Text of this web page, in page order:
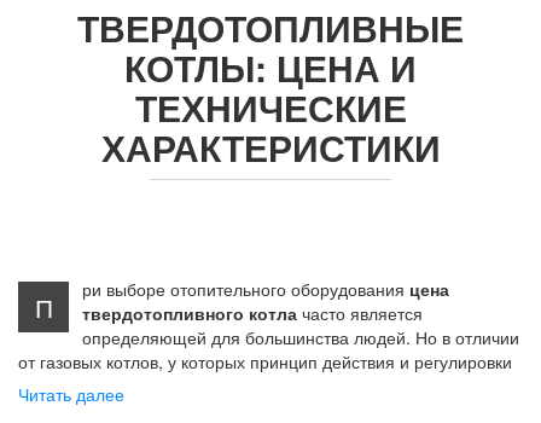
ТВЕРДОТОПЛИВНЫЕ
КОТЛЫ: ЦЕНА И
ТЕХНИЧЕСКИЕ
ХАРАКТЕРИСТИКИ
П
ри выборе отопительного оборудования цена
твердотопливного котлачасто является
определяющей для большинства людей. Но в отличии
от газовых котлов, у которых принцип действия и регулировки
автоматики приблизительно одинаковы, и мы выбираем их
соответственно номинальной мощности и бренда
Читать далее